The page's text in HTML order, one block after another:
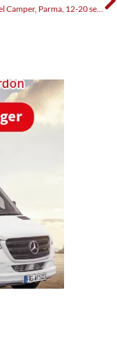
Il Salone del Camper, Parma, 12-20 september 2020